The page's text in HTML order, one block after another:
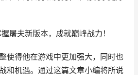
屠夫新版本，成就巅峰战力！
使得他在游戏中更加强大，同时也
和机遇。通过这篇文章小编将所说